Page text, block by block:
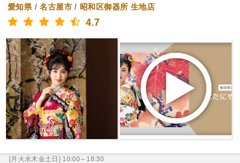
愛知県/名古屋市/ 昭和区御器所 生地店
4.7
[月火水木金土日] 10:00～18:30